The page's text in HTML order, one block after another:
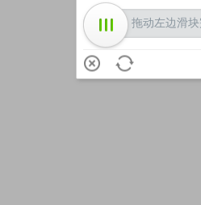
拖动左边滑